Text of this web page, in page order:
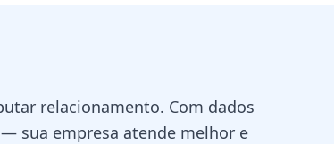
relacionamento. Com dados
sua empresa atende melhor e